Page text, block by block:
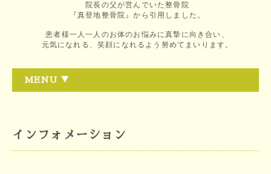
院長の父が営んでいた整骨院
『真登地整骨院』から引用しました。
患者様一人一人のお体のお悩みに真摯に向き合い、
元気になれる、笑顔になれるよう努めてまいります。
MENU ▼
インフォメーション